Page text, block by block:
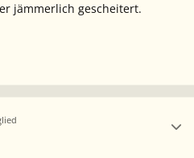
jämmerlich gescheitert.